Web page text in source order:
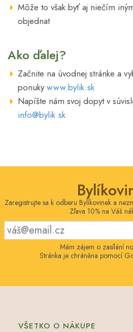
Môže to však byť aj niečím
objednat
Ako ďalej?
Začnite na úvodnej stránke a
ponukywww.bylik.sk
Napíšte nám svoj dopyt v
info@bylik.sk
Zaregistrujte sa k odberu Bylíkovinek a
Zľava 10% na Váš
Mám zájem o zasílání
Stránka je chráněna pomocí
VŠETKO O NÁKUPE